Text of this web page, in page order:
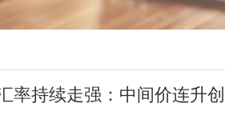
率持续走强：中间价连升